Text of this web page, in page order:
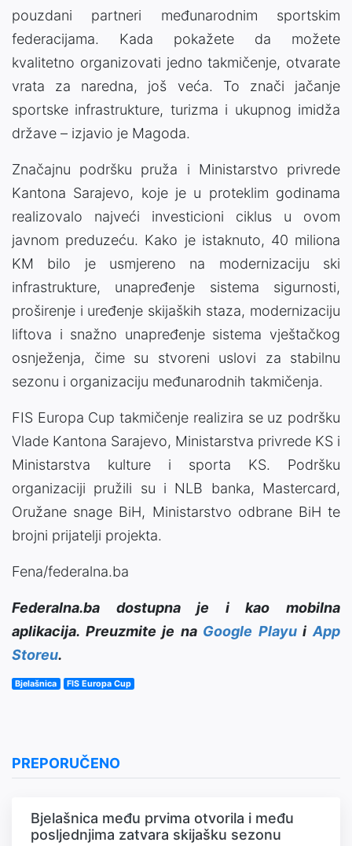
pouzdani partneri međunarodnim sportskim
federacijama. Kada pokažete da možete
kvalitetno organizovati jedno takmičenje, otvarate
vrata za naredna, još veća. To znači jačanje
sportske infrastrukture, turizma i ukupnog imidža
države – izjavio je Magoda.
Značajnu podršku pruža i Ministarstvo privrede
Kantona Sarajevo, koje je u proteklim godinama
realizovalo najveći investicioni ciklus u ovom
javnom preduzeću. Kako je istaknuto, 40 miliona
KM bilo je usmjereno na modernizaciju ski
infrastrukture, unapređenje sistema sigurnosti,
proširenje i uređenje skijaških staza, modernizaciju
liftova i snažno unapređenje sistema vještačkog
osnježenja, čime su stvoreni uslovi za stabilnu
sezonu i organizaciju međunarodnih takmičenja.
FIS Europa Cup takmičenje realizira se uz podršku
Vlade Kantona Sarajevo, Ministarstva privrede KS i
Ministarstva kulture i sporta KS. Podršku
organizaciji pružili su i NLB banka, Mastercard,
Oružane snage BiH, Ministarstvo odbrane BiH te
brojni prijatelji projekta.
Fena/federalna.ba
Federalna.ba dostupna je i kao mobilna
aplikacija. Preuzmite je na Google PlayuiApp
Storeu.
Bjelašnica FIS Europa Cup
PREPORUČENO
Bjelašnica među prvima otvorila i među
posljednjima zatvara skijašku sezonu